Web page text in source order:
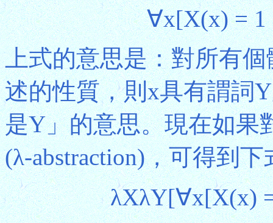
∀x[X(x) =
上式的意思是：對所有
述的性質，則x具有謂詞
是Y」的意思。現在如果
(λ-abstraction)，可得到下